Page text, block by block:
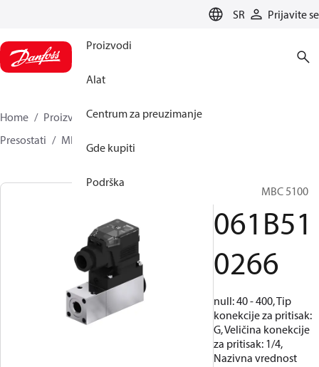
SR Prijavite se
Proizvodi
Alat
Centrum za preuzimanje
Gde kupiti
Podrška
Home Proizvodi Senzorska rešenja
Presostati
MBC 5000 / MBC 5100
Presostat, MBC 5100
061B51
0266
null: 40 - 400, Tip
konekcije za pritisak:
G, Veličina konekcije
za pritisak: 1/4,
Nazivna vrednost